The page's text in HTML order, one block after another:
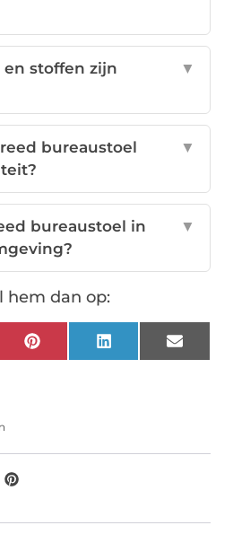
stoffen zijn
▼
bureaustoel
▼
bureaustoel in
▼
hem dan op:
PinterestLinkedInEmail